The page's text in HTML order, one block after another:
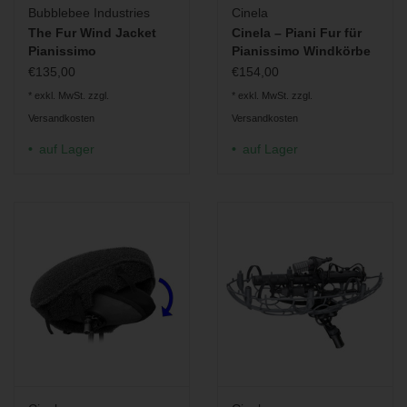
Korb, Fell (Haarlänge und Farbe nach Wahl) und Protection
Case
Viele weitere Varianten sind auf Anfrage erhältlich.
Bubblebee Industries
The Fur Wind Jacket
Pianissimo
€135,00
* exkl. MwSt. zzgl.
Versandkosten
auf Lager
Cinela
Cinela – Piani Fur für
Pianissimo Windkörbe
€154,00
* exkl. MwSt. zzgl.
Versandkosten
auf Lager